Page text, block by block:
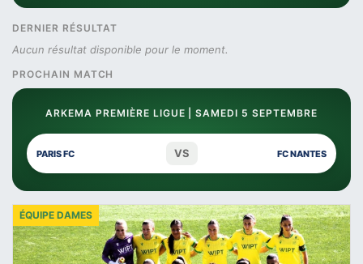
DERNIER RÉSULTAT
Aucun résultat disponible pour le moment.
PROCHAIN MATCH
ARKEMA PREMIÈRE LIGUE | SAMEDI 5 SEPTEMBRE
PARIS FC VS FC NANTES
ÉQUIPE DAMES